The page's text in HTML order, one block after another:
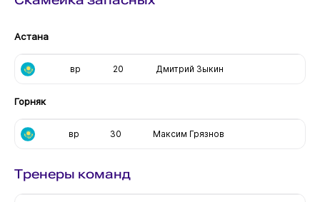
Астана
вр 20 Дмитрий Зыкин
Горняк
вр 30 Максим Грязнов
Тренеры команд